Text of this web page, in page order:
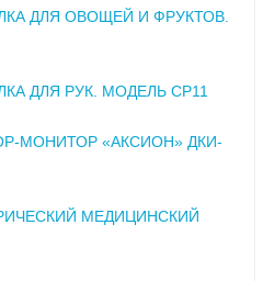
ДЛЯ ОВОЩЕЙ И ФРУКТОВ.
ДЛЯ РУК. МОДЕЛЬ СР11
МОНИТОР «АКСИОН» ДКИ-
МЕДИЦИНСКИЙ